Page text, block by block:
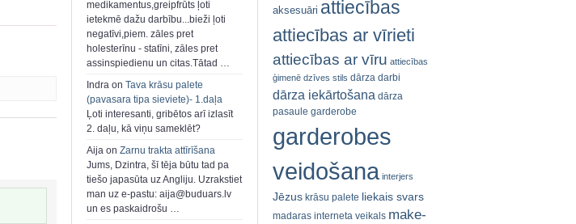
medikamentus,greipfrūts ļoti
ietekmē dažu darbību...bieži ļoti
negatīvi,piem. zāles pret
holesterīnu - statīni, zāles pret
assinspiedienu un citas.Tātad …
Indra on Tava krāsu palete
(pavasara tipa sieviete)- 1.daļa
Ļoti interesanti, gribētos arī izlasīt
2. daļu, kā viņu sameklēt?
Aija on Zarnu trakta attīrīšana
Jums, Dzintra, šī tēja būtu tad pa
tiešo japasūta uz Angliju. Uzrakstiet
man uz e-pastu: aija@buduars.lv
un es paskaidrošu …
aksesuāri attiecības
attiecības ar vīrieti
attiecības ar vīru attiecības
ģimenē dzīves stils dārza darbi
dārza iekārtošana dārza
pasaule garderobe
garderobes
veidošana interjers
Jēzus krāsu palete liekais svars
madaras interneta veikals make-